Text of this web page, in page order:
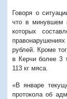
Говоря о
что в минувшем
которых
рублей. Кроме
в Керчи более 3
113 кг мяса.
«В январе
протокола об